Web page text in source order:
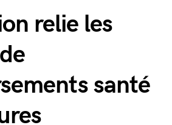
relie les
santé